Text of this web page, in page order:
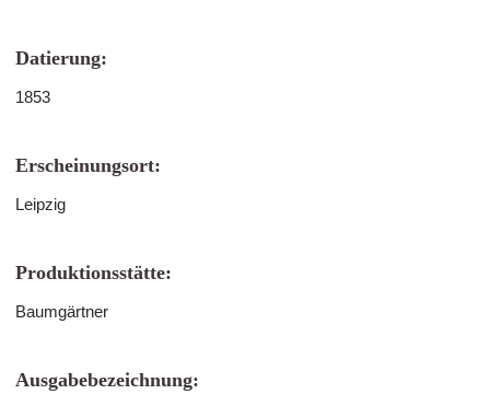
Datierung:
1853
Erscheinungsort:
Leipzig
Produktionsstätte:
Baumgärtner
Ausgabebezeichnung: